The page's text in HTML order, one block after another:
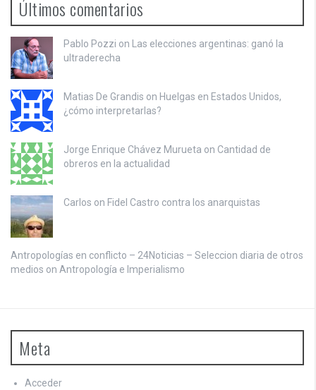
Últimos comentarios
Pablo Pozzi on
Las elecciones argentinas: ganó la
ultraderecha
Matias De Grandis on Huelgas en Estados Unidos,
¿cómo interpretarlas?
Jorge Enrique Chávez Murueta on Cantidad de
obreros en la actualidad
Carlos on Fidel Castro contra los anarquistas
Antropologías en conflicto – 24Noticias – Seleccion diaria de otros
medios on Antropología e Imperialismo
Meta
Acceder